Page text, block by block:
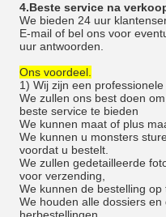
4.Beste service na
We bieden 24 uur
E-mail of bel ons voor
uur antwoorden.
Ons voordeel.
1) Wij zijn een
We zullen ons best doen
beste service te bieden
We kunnen maat of plus
We kunnen u monsters
voordat u bestelt.
We zullen gedetailleerde
voor verzending,
We kunnen de bestelling op
We houden alle dossiers